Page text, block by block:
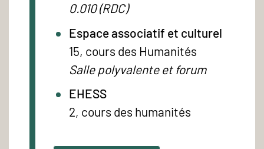
0.010 (RDC)
Espace associatif et culturel
15, cours des Humanités
Salle polyvalente et forum
EHESS
2, cours des humanités